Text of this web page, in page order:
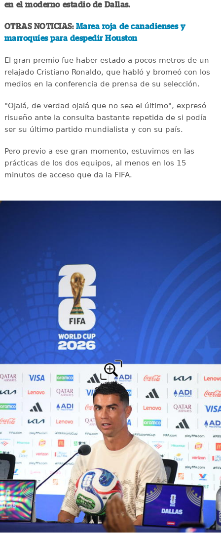
en el moderno estadio de Dallas.
OTRAS NOTICIAS: Marea roja de canadienses y
marroquíes para despedir Houston
El gran premio fue haber estado a pocos metros de un
relajado Cristiano Ronaldo, que habló y bromeó con los
medios en la conferencia de prensa de su selección.
"Ojalá, de verdad ojalá que no sea el último", expresó
risueño ante la consulta bastante repetida de si podía
ser su último partido mundialista y con su país.
Pero previo a ese gran momento, estuvimos en las
prácticas de los dos equipos, al menos en los 15
minutos de acceso que da la FIFA.